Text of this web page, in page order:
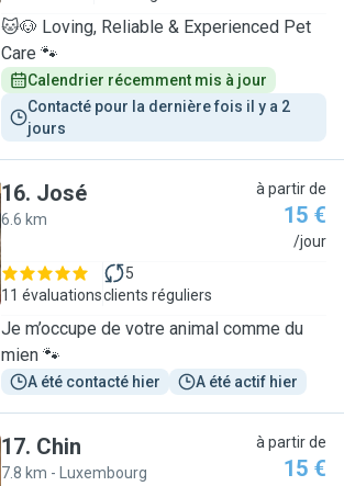
🐱🐶 Loving, Reliable & Experienced Pet
Care 🐾
Calendrier récemment mis à jour
Contacté pour la dernière fois il y a 2
jours
16. José
6.6 km
à partir de
15 €
/jour
11 évaluations
5
clients réguliers
Je m’occupe de votre animal comme du
mien 🐾
A été contacté hier A été actif hier
17. Chin
7.8 km - Luxembourg
à partir de
15 €